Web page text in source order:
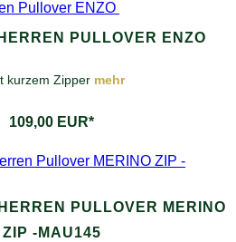
PULLOVER ENZO
kurzem Zipper mehr
109,00 EUR*
PULLOVER MERINO
ZIP -MAU145